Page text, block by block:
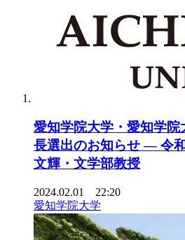
愛知学院大学・愛知学
長選出のお知らせ ― 令
文輝・文学部教授
2024.02.01 22:20
愛知学院大学